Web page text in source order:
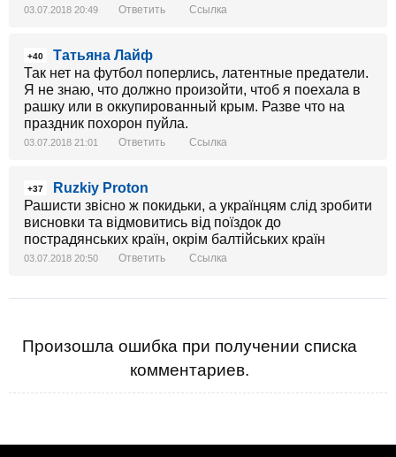
03.07.2018 20:49 Ответить Ссылка
+40
Татьяна Лайф
Так нет на футбол поперлись, латентные предатели.
Я не знаю, что должно произойти, чтоб я поехала в
рашку или в оккупированный крым. Разве что на
праздник похорон пуйла.
03.07.2018 21:01 Ответить Ссылка
+37
Ruzkiy Proton
Рашисти звісно ж покидьки, а українцям слід зробити
висновки та відмовитись від поїздок до
пострадянських країн, окрім балтійських країн
03.07.2018 20:50 Ответить Ссылка
Произошла ошибка при получении списка
комментариев.